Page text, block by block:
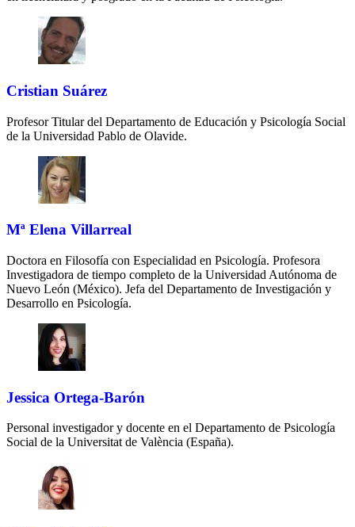
Cristian Suárez
Profesor Titular del Departamento de Educación y Psicología Social
de la Universidad Pablo de Olavide.
Mª Elena Villarreal
Doctora en Filosofía con Especialidad en Psicología. Profesora
Investigadora de tiempo completo de la Universidad Autónoma de
Nuevo León (México). Jefa del Departamento de Investigación y
Desarrollo en Psicología.
Jessica Ortega-Barón
Personal investigador y docente en el Departamento de Psicología
Social de la Universitat de València (España).